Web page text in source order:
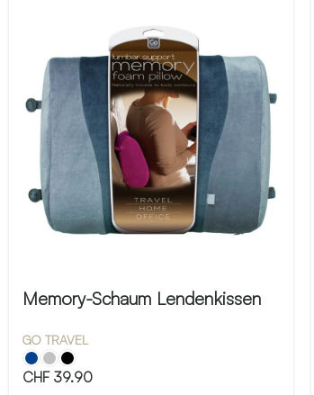
Memory-Schaum Lendenkissen
GO TRAVEL
CHF39.90